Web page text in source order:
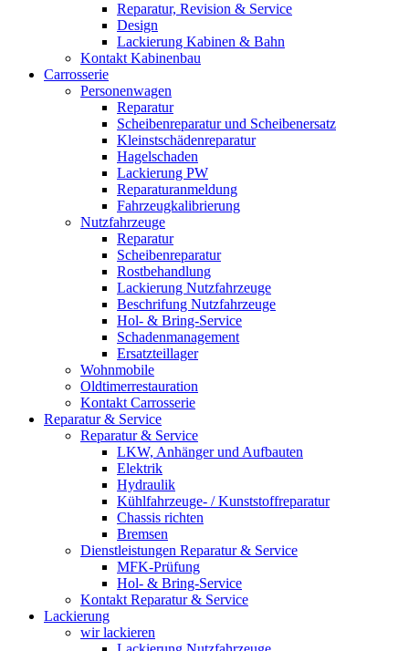
Reparatur, Revision & Service
Design
Lackierung Kabinen & Bahn
Kontakt Kabinenbau
Carrosserie
Personenwagen
Reparatur
Scheibenreparatur und Scheibenersatz
Kleinstschädenreparatur
Hagelschaden
Lackierung PW
Reparaturanmeldung
Fahrzeugkalibrierung
Nutzfahrzeuge
Reparatur
Scheibenreparatur
Rostbehandlung
Lackierung Nutzfahrzeuge
Beschrifung Nutzfahrzeuge
Hol- & Bring-Service
Schadenmanagement
Ersatzteillager
Wohnmobile
Oldtimerrestauration
Kontakt Carrosserie
Reparatur & Service
Reparatur & Service
LKW, Anhänger und Aufbauten
Elektrik
Hydraulik
Kühlfahrzeuge- / Kunststoffreparatur
Chassis richten
Bremsen
Dienstleistungen Reparatur & Service
MFK-Prüfung
Hol- & Bring-Service
Kontakt Reparatur & Service
Lackierung
wir lackieren